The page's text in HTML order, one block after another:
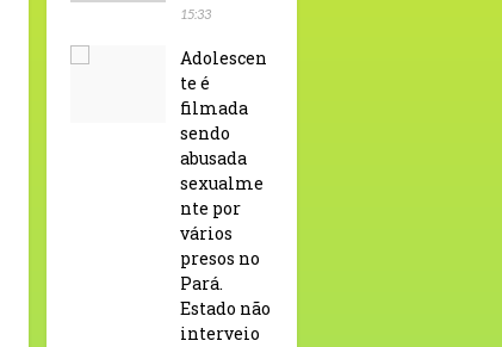
15:33
Adolescen
te é
filmada
sendo
abusada
sexualme
nte por
vários
presos no
Pará.
Estado não
interveio